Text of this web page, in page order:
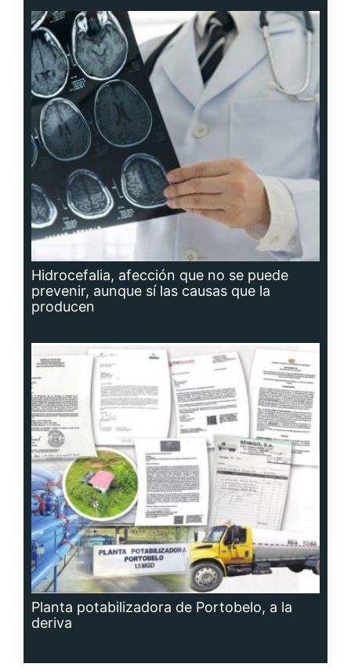
Hidrocefalia, afección que no se puede
prevenir, aunque sí las causas que la
producen
Planta potabilizadora de Portobelo, a la
deriva